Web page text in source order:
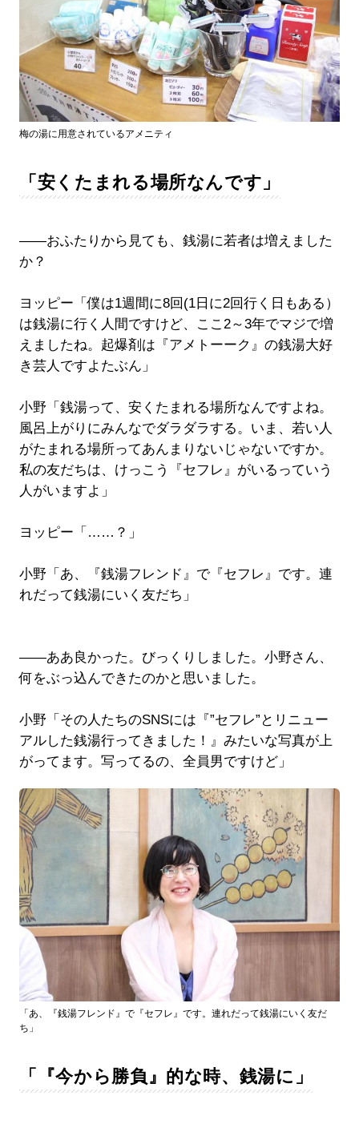
梅の湯に用意されているアメニティ
「安くたまれる場所なんです」
――おふたりから見ても、銭湯に若者は増えました
か？
ヨッピー「僕は1週間に8回(1日に2回行く日もある）
は銭湯に行く人間ですけど、ここ2～3年でマジで増
えましたね。起爆剤は『アメトーーク』の銭湯大好
き芸人ですよたぶん」
小野「銭湯って、安くたまれる場所なんですよね。
風呂上がりにみんなでダラダラする。いま、若い人
がたまれる場所ってあんまりないじゃないですか。
私の友だちは、けっこう『セフレ』がいるっていう
人がいますよ」
ヨッピー「……？」
小野「あ、『銭湯フレンド』で『セフレ』です。連
れだって銭湯にいく友だち」
――ああ良かった。びっくりしました。小野さん、
何をぶっ込んできたのかと思いました。
小野「その人たちのSNSには『”セフレ”とリニュー
アルした銭湯行ってきました！』みたいな写真が上
がってます。写ってるの、全員男ですけど」
「あ、『銭湯フレンド』で『セフレ』です。連れだって銭湯にいく友だ
ち」
「『今から勝負』的な時、銭湯に」